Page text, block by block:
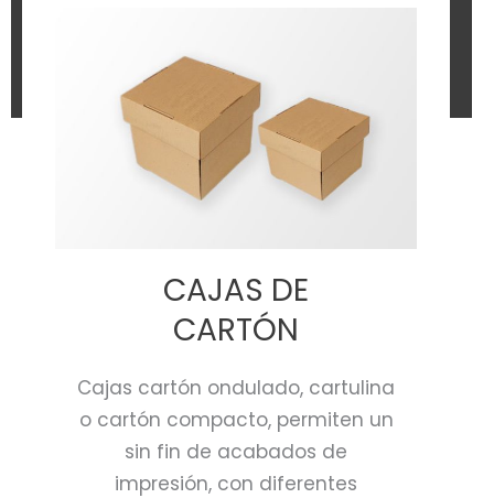
CAJAS DE
CARTÓN
Cajas cartón ondulado, cartulina
o cartón compacto, permiten un
sin fin de acabados de
impresión, con diferentes